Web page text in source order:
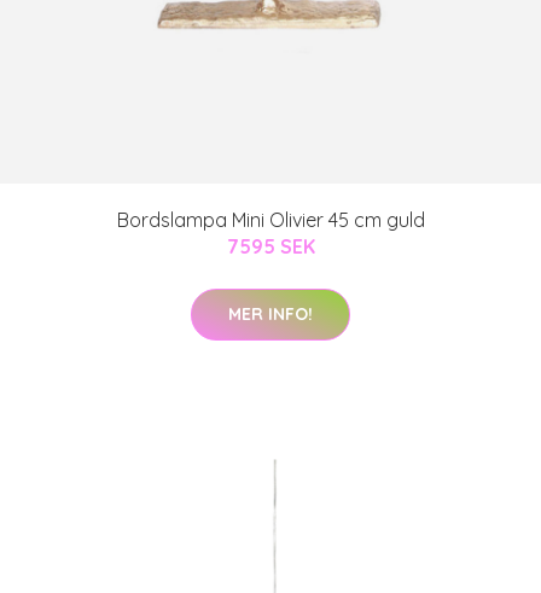
Bordslampa Mini Olivier 45 cm guld
7595 SEK
MER INFO!